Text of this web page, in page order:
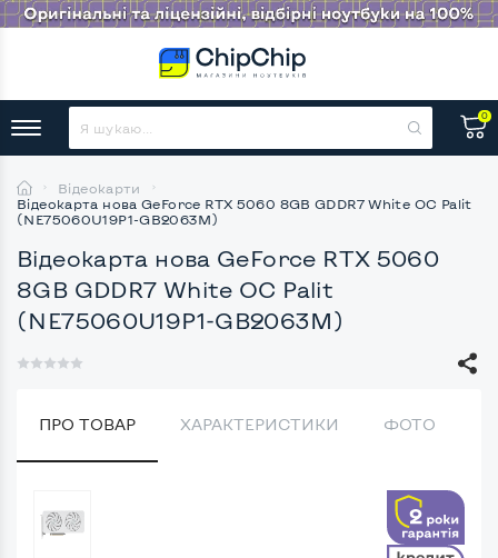
0
Відеокарти
Відеокарта нова GeForce RTX 5060 8GB GDDR7 White OC Palit
(NE75060U19P1-GB2063M)
Відеокарта нова GeForce RTX 5060
8GB GDDR7 White OC Palit
(NE75060U19P1-GB2063M)
ПРО ТОВАР ХАРАКТЕРИСТИКИ ФОТО